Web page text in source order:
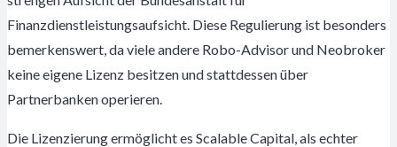
Finanzdienstleistungsaufsicht. Diese Regulierung ist besonders
bemerkenswert, da viele andere Robo-Advisor und Neobroker
keine eigene Lizenz besitzen und stattdessen über
Partnerbanken operieren.
Die Lizenzierung ermöglicht es Scalable Capital, als echter